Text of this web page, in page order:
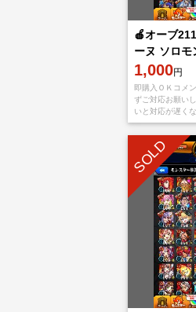
🍎オーブ
ーヌ ソロモ
オ🍎
1,000円
即購入ＯＫコメ
ずご対応お願い
いと対応が遅くな
い後、アプリを
Googleplayから
SOLD